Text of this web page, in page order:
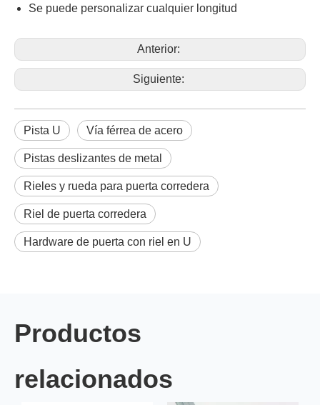
Se puede personalizar cualquier longitud
Anterior:
Siguiente:
Pista U Vía férrea de acero
Pistas deslizantes de metal
Rieles y rueda para puerta corredera
Riel de puerta corredera
Hardware de puerta con riel en U
Productos
relacionados